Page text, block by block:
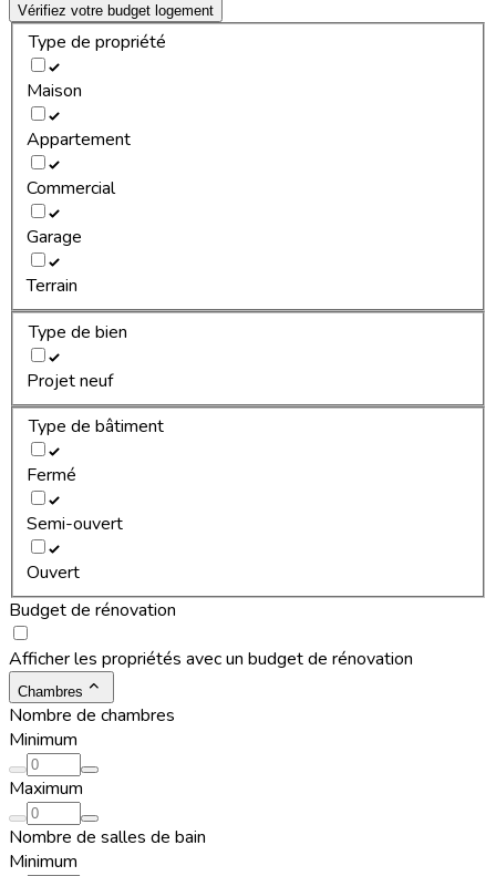
Vérifiez votre budget logement
Type de propriété
Maison
Appartement
Commercial
Garage
Terrain
Type de bien
Projet neuf
Type de bâtiment
Fermé
Semi-ouvert
Ouvert
Budget de rénovation
Afficher les propriétés avec un budget de rénovation
Chambres
Nombre de chambres
Minimum
Maximum
Nombre de salles de bain
Minimum